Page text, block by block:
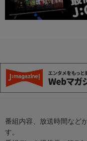
番組内容、放送時間など
す。